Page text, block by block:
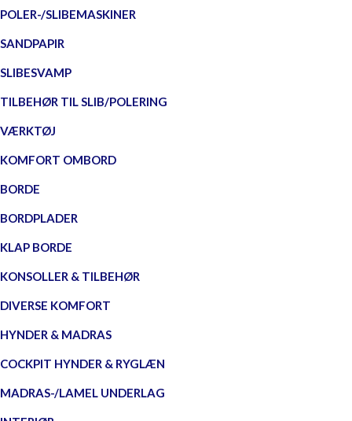
POLER-/SLIBEMASKINER
SANDPAPIR
SLIBESVAMP
TILBEHØR TIL SLIB/POLERING
VÆRKTØJ
KOMFORT OMBORD
BORDE
BORDPLADER
KLAP BORDE
KONSOLLER & TILBEHØR
DIVERSE KOMFORT
HYNDER & MADRAS
COCKPIT HYNDER & RYGLÆN
MADRAS-/LAMEL UNDERLAG